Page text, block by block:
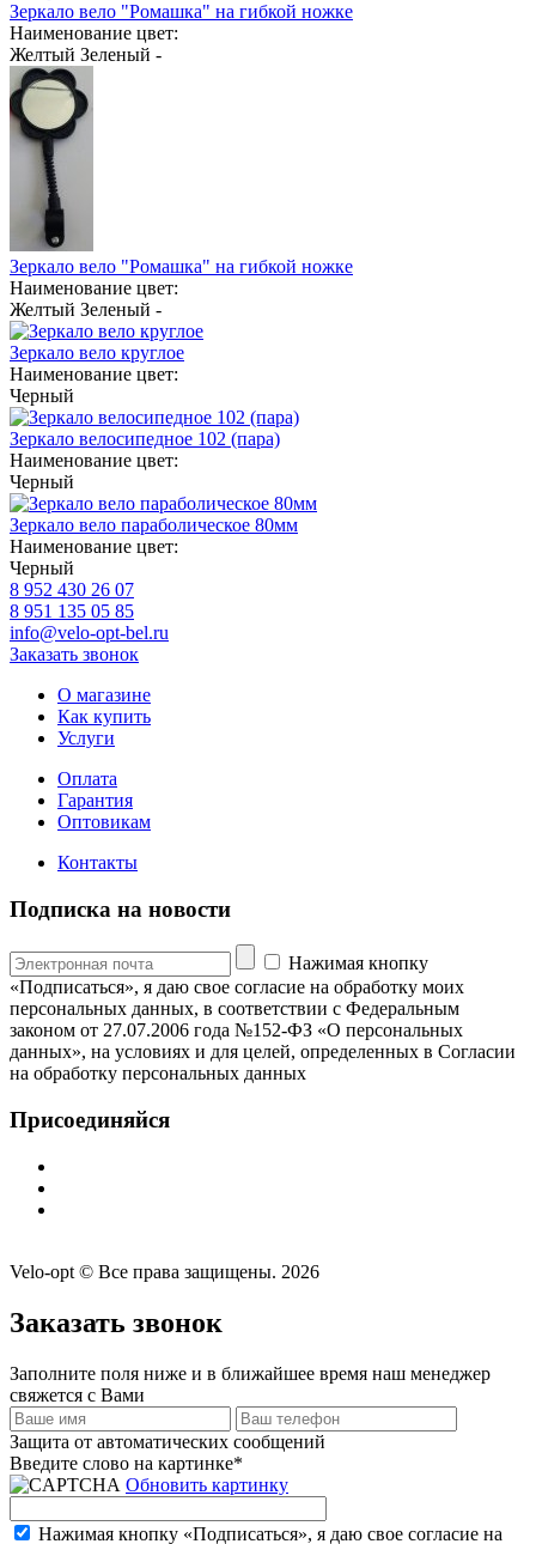
Зеркало вело "Ромашка" на гибкой ножке
Наименование цвет:
Желтый Зеленый -
Зеркало вело "Ромашка" на гибкой ножке
Наименование цвет:
Желтый Зеленый -
Зеркало вело круглое
Наименование цвет:
Черный
Зеркало велосипедное 102 (пара)
Наименование цвет:
Черный
Зеркало вело параболическое 80мм
Наименование цвет:
Черный
8 952 430 26 07
8 951 135 05 85
info@velo-opt-bel.ru
Заказать звонок
О магазине
Как купить
Услуги
Оплата
Гарантия
Оптовикам
Контакты
Подписка на новости
Нажимая кнопку
«Подписаться», я даю свое согласие на обработку моих
персональных данных, в соответствии с Федеральным
законом от 27.07.2006 года №152-ФЗ «О персональных
данных», на условиях и для целей, определенных в Согласии
на обработку персональных данных
Присоединяйся
Velo-opt © Все права защищены. 2026
Заказать звонок
Заполните поля ниже и в ближайшее время наш менеджер
свяжется с Вами
Защита от автоматических сообщений
Введите слово на картинке*
Обновить картинку
Нажимая кнопку «Подписаться», я даю свое согласие на